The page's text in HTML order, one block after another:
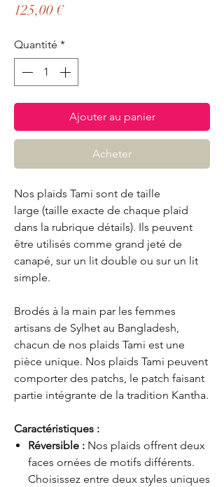
125,00 €Prix
Quantité *
Ajouter au panier
Acheter
Nos plaids Tami sont de taille
large (taille exacte de chaque plaid
dans la rubrique détails). Ils peuvent
être utilisés comme grand jeté de
canapé, sur un lit double ou sur un lit
simple.
Brodés à la main par les femmes
artisans de Sylhet au Bangladesh,
chacun de nos plaids Tami est une
pièce unique. Nos plaids Tami peuvent
comporter des patchs, le patch faisant
partie intégrante de la tradition Kantha.
Caractéristiques :
Réversible : Nos plaids offrent deux
faces ornées de motifs différents.
Choisissez entre deux styles uniques